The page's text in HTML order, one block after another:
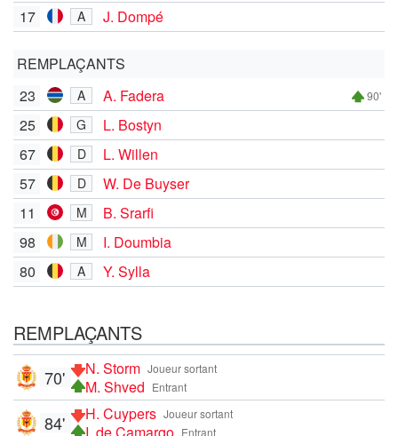
17 A J. Dompé
REMPLAÇANTS
23
A A. Fadera 90'
25 G
L. Bostyn
67
D
L. Willen
57
D
W. De Buyser
11
M
B. Srarfi
98
M
I. Doumbia
80
A Y. Sylla
REMPLAÇANTS
Joueur sortant
N. Storm
Entrant
M. Shved
70'
Joueur sortant
H. Cuypers
Entrant
I. de Camargo
84'